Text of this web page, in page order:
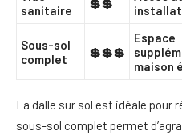
sanitaire
💲💲
Sous-sol
complet
💲💲💲
Espace
maison
La dalle sur sol est idéale pour
sous-sol complet permet